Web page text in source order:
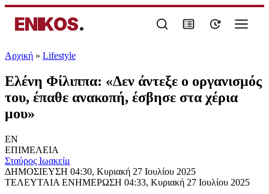
ENIKOS.
Αρχική » Lifestyle
Ελένη Φίλιππα: «Δεν άντεξε ο οργανισμός
του, έπαθε ανακοπή, έσβησε στα χέρια
μου»
EN
ΕΠΙΜΕΛΕΙΑ
Σταύρος Ιωακείμ
ΔΗΜΟΣΙΕΥΣΗ 04:30, Κυριακή 27 Ιουλίου 2025
ΤΕΛΕΥΤΑΙΑ ΕΝΗΜΕΡΩΣΗ 04:33, Κυριακή 27 Ιουλίου 2025